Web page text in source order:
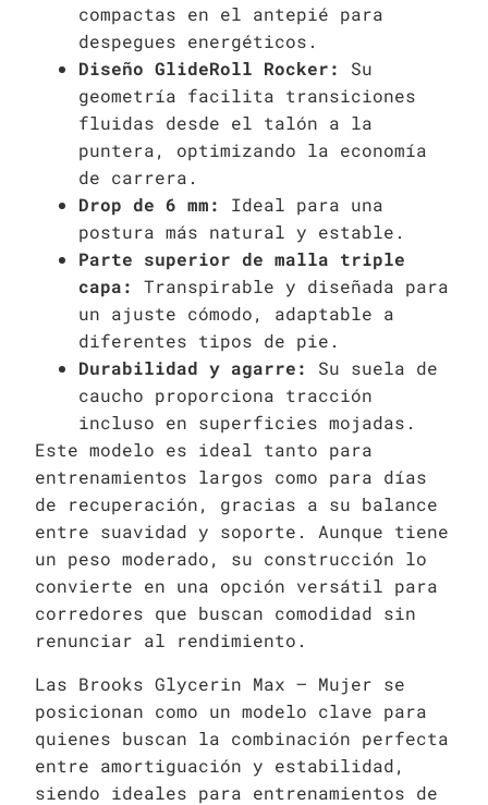
compactas en el antepié para
despegues energéticos.
Diseño GlideRoll Rocker:
Su
geometría facilita transiciones
fluidas desde el talón a la
puntera, optimizando la economía
de carrera.
Drop de 6 mm:
Ideal para una
postura más natural y estable.
Parte superior de malla triple
capa:
Transpirable y diseñada para
un ajuste cómodo, adaptable a
diferentes tipos de pie.
Durabilidad y agarre:
Su suela de
caucho proporciona tracción
incluso en superficies mojadas.
Este modelo es ideal tanto para
entrenamientos largos como para días
de recuperación, gracias a su balance
entre suavidad y soporte. Aunque tiene
un peso moderado, su construcción lo
convierte en una opción versátil para
corredores que buscan comodidad sin
renunciar al rendimiento.
Las Brooks Glycerin Max – Mujer se
posicionan como un modelo clave para
quienes buscan la combinación perfecta
entre amortiguación y estabilidad,
siendo ideales para entrenamientos de